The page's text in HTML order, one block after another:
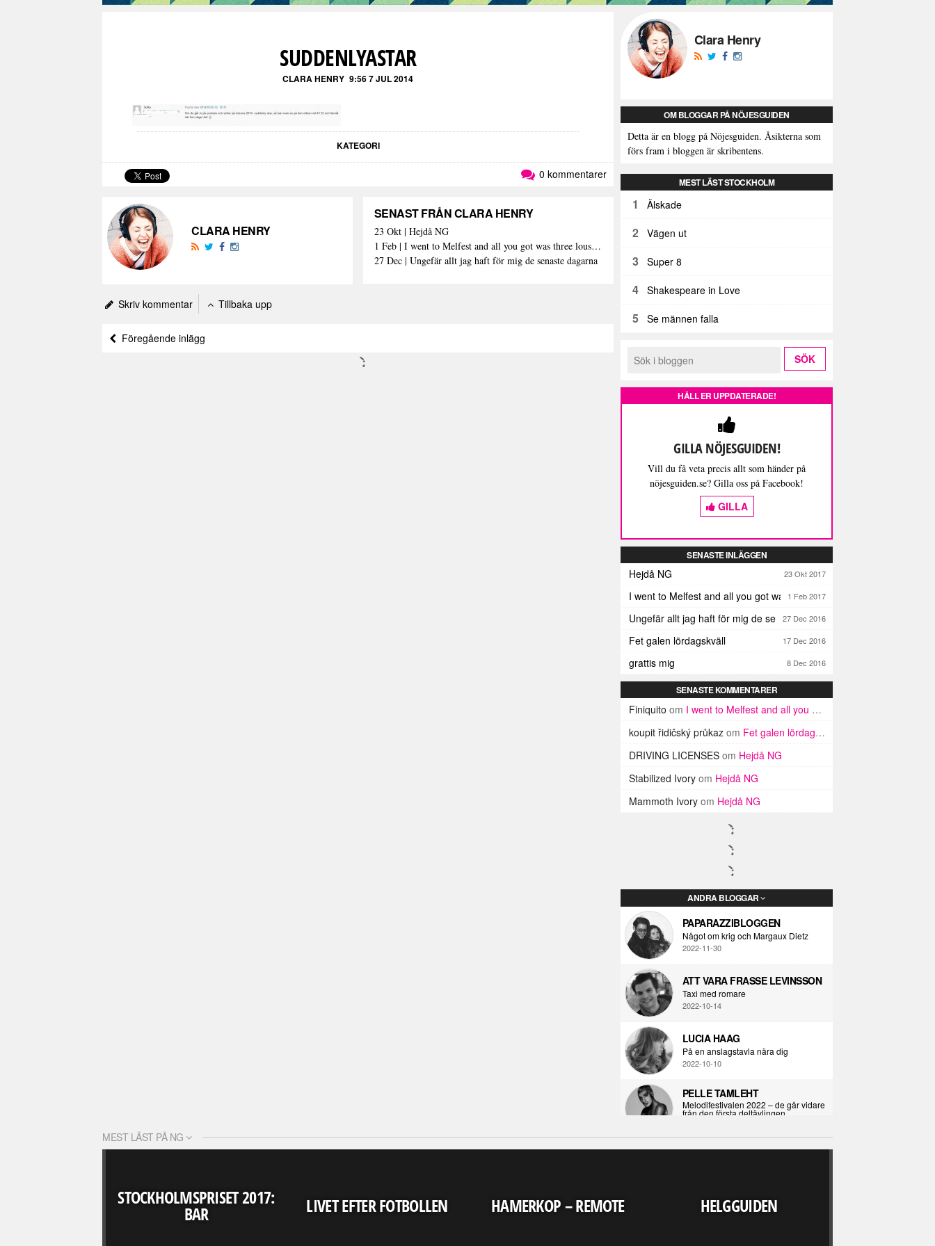
SUDDENLYASTAR
CLARA HENRY 9:56 7 JUL 2014
KATEGORI
0 kommentarer
CLARA HENRY
SENAST FRÅN CLARA HENRY
23 Okt | Hejdå NG
1 Feb | I went to Melfest and all you got was three lousy selfies
27 Dec | Ungefär allt jag haft för mig de senaste dagarna
Skriv kommentar Tillbaka upp
Föregående inlägg
Clara Henry
OM BLOGGAR PÅ NÖJESGUIDEN
Detta är en blogg på Nöjesguiden. Åsikterna som
förs fram i bloggen är skribentens.
MEST LÄST STOCKHOLM
1 Älskade
2 Vägen ut
3 Super 8
4 Shakespeare in Love
5 Se männen falla
HÅLL ER UPPDATERADE!
GILLA NÖJESGUIDEN!
Vill du få veta precis allt som händer på
nöjesguiden.se? Gilla oss på Facebook!
GILLA
SENASTE INLÄGGEN
Hejdå NG 23 Okt 2017
I went to Melfest and all you got was three lousy selfies
1 Feb 2017
Ungefär allt jag haft för mig de senaste dagarna
27 Dec 2016
Fet galen lördagskväll 17 Dec 2016
grattis mig 8 Dec 2016
SENASTE KOMMENTARER
Finiquito om I went to Melfest and all you got was three lousy selfies
koupit řidičský průkaz om Fet galen lördagskväll
DRIVING LICENSES om Hejdå NG
Stabilized Ivory om Hejdå NG
Mammoth Ivory om Hejdå NG
ANDRA BLOGGAR
PAPARAZZIBLOGGEN
Något om krig och Margaux Dietz
2022-11-30
ATT VARA FRASSE LEVINSSON
Taxi med romare
2022-10-14
LUCIA HAAG
På en anslagstavla nära dig
2022-10-10
PELLE TAMLEHT
Melodifestivalen 2022 – de går vidare
från den första deltävlingen
I KORPENS SKUGGA
ÖPPNA BOKEN
MEST LÄST PÅ NG
STOCKHOLMSPRISET 2017:
BAR LIVET EFTER FOTBOLLEN HAMERKOP – REMOTE HELGGUIDEN